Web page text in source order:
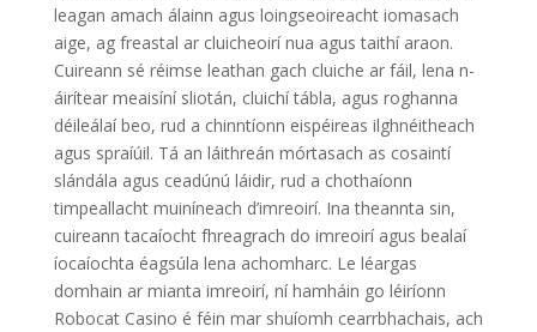
leagan amach álainn agus loingseoireacht iomasach
aige, ag freastal ar cluicheoirí nua agus taithí araon.
Cuireann sé réimse leathan gach cluiche ar fáil, lena n-
áirítear meaisíní sliotán, cluichí tábla, agus roghanna
déileálaí beo, rud a chinntíonn eispéireas ilghnéitheach
agus spraíúil. Tá an láithreán mórtasach as cosaintí
slándála agus ceadúnú láidir, rud a chothaíonn
timpeallacht muiníneach d’imreoirí. Ina theannta sin,
cuireann tacaíocht fhreagrach do imreoirí agus bealaí
íocaíochta éagsúla lena achomharc. Le léargas
domhain ar mianta imreoirí, ní hamháin go léiríonn
Robocat Casino é féin mar shuíomh cearrbhachais, ach